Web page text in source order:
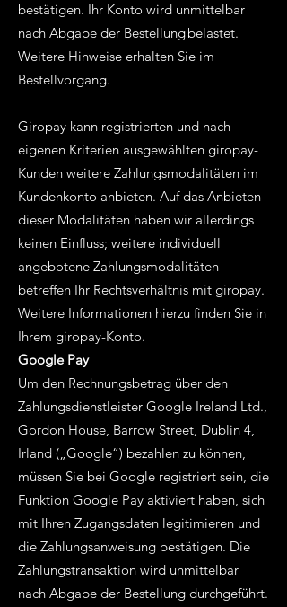
bestätigen. Ihr Konto wird unmittelbar
nach Abgabe der Bestellung belastet.
Weitere Hinweise erhalten Sie im
Bestellvorgang.
Giropay kann registrierten und nach
eigenen Kriterien ausgewählten giropay-
Kunden weitere Zahlungsmodalitäten im
Kundenkonto anbieten. Auf das Anbieten
dieser Modalitäten haben wir allerdings
keinen Einfluss; weitere individuell
angebotene Zahlungsmodalitäten
betreffen Ihr Rechtsverhältnis mit giropay.
Weitere Informationen hierzu finden Sie in
Ihrem giropay-Konto.
Google Pay
Um den Rechnungsbetrag über den
Zahlungsdienstleister Google Ireland Ltd.,
Gordon House, Barrow Street, Dublin 4,
Irland („Google“) bezahlen zu können,
müssen Sie bei Google registriert sein, die
Funktion Google Pay aktiviert haben, sich
mit Ihren Zugangsdaten legitimieren und
die Zahlungsanweisung bestätigen. Die
Zahlungstransaktion wird unmittelbar
nach Abgabe der Bestellung durchgeführt.